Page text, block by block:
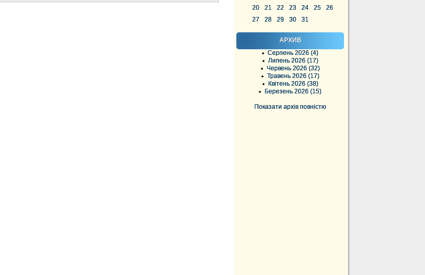
20
21 22 23 24 25
26
27
28 29 30 31
АРХИВ
Серпень 2026 (4)
Липень 2026 (17)
Червень 2026 (32)
Травень 2026 (17)
Квітень 2026 (38)
Березень 2026 (15)
Показати архів повністю